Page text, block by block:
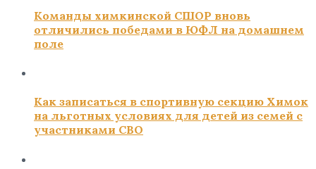
Команды химкинской СШОР вновь
отличились победами в ЮФЛ на домашнем
поле
Как записаться в спортивную секцию Химок
на льготных условиях для детей из семей с
участниками СВО